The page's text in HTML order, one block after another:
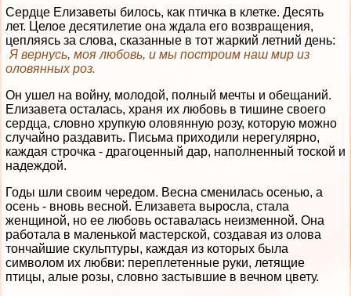
Сердце Елизаветы билось, как птичка в клетке. Десять
лет. Целое десятилетие она ждала его возвращения,
цепляясь за слова, сказанные в тот жаркий летний день:
Я вернусь, моя любовь, и мы построим наш мир из
оловянных роз.
Он ушел на войну, молодой, полный мечты и обещаний.
Елизавета осталась, храня их любовь в тишине своего
сердца, словно хрупкую оловянную розу, которую можно
случайно раздавить. Письма приходили нерегулярно,
каждая строчка - драгоценный дар, наполненный тоской и
надеждой.
Годы шли своим чередом. Весна сменилась осенью, а
осень - вновь весной. Елизавета выросла, стала
женщиной, но ее любовь оставалась неизменной. Она
работала в маленькой мастерской, создавая из олова
тончайшие скульптуры, каждая из которых была
символом их любви: переплетенные руки, летящие
птицы, алые розы, словно застывшие в вечном цвету.